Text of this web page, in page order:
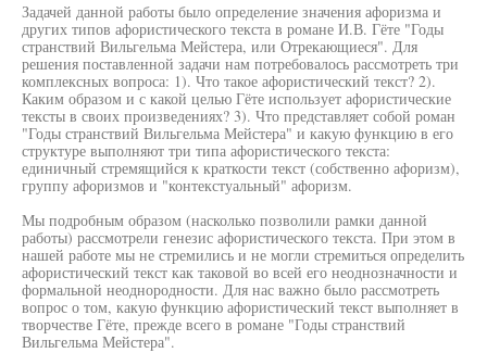
Задачей данной работы было определение значения афоризма и
других типов афористического текста в романе И.В. Гёте "Годы
странствий Вильгельма Мейстера, или Отрекающиеся". Для
решения поставленной задачи нам потребовалось рассмотреть три
комплексных вопроса: 1). Что такое афористический текст? 2).
Каким образом и с какой целью Гёте использует афористические
тексты в своих произведениях? 3). Что представляет собой роман
"Годы странствий Вильгельма Мейстера" и какую функцию в его
структуре выполняют три типа афористического текста:
единичный стремящийся к краткости текст (собственно афоризм),
группу афоризмов и "контекстуальный" афоризм.
Мы подробным образом (насколько позволили рамки данной
работы) рассмотрели генезис афористического текста. При этом в
нашей работе мы не стремились и не могли стремиться определить
афористический текст как таковой во всей его неоднозначности и
формальной неоднородности. Для нас важно было рассмотреть
вопрос о том, какую функцию афористический текст выполняет в
творчестве Гёте, прежде всего в романе "Годы странствий
Вильгельма Мейстера".